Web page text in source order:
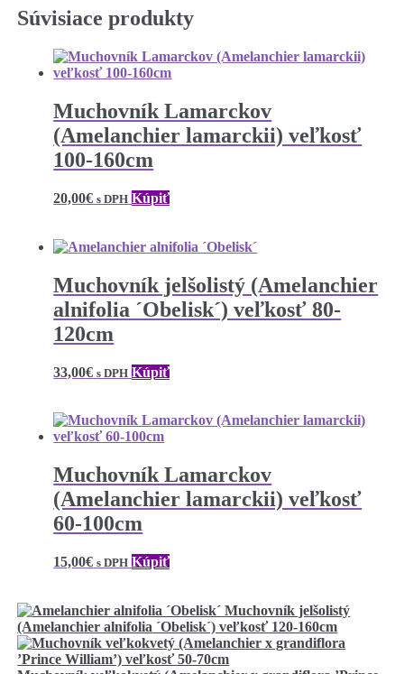
Súvisiace produkty
Muchovník Lamarckov
(Amelanchier lamarckii) veľkosť
100-160cm
20,00€ s DPH Kúpiť
Muchovník jelšolistý (Amelanchier
alnifolia ´Obelisk´) veľkosť 80-
120cm
33,00€ s DPH Kúpiť
Muchovník Lamarckov
(Amelanchier lamarckii) veľkosť
60-100cm
15,00€ s DPH Kúpiť
Muchovník jelšolistý
(Amelanchier alnifolia ´Obelisk´) veľkosť 120-160cm